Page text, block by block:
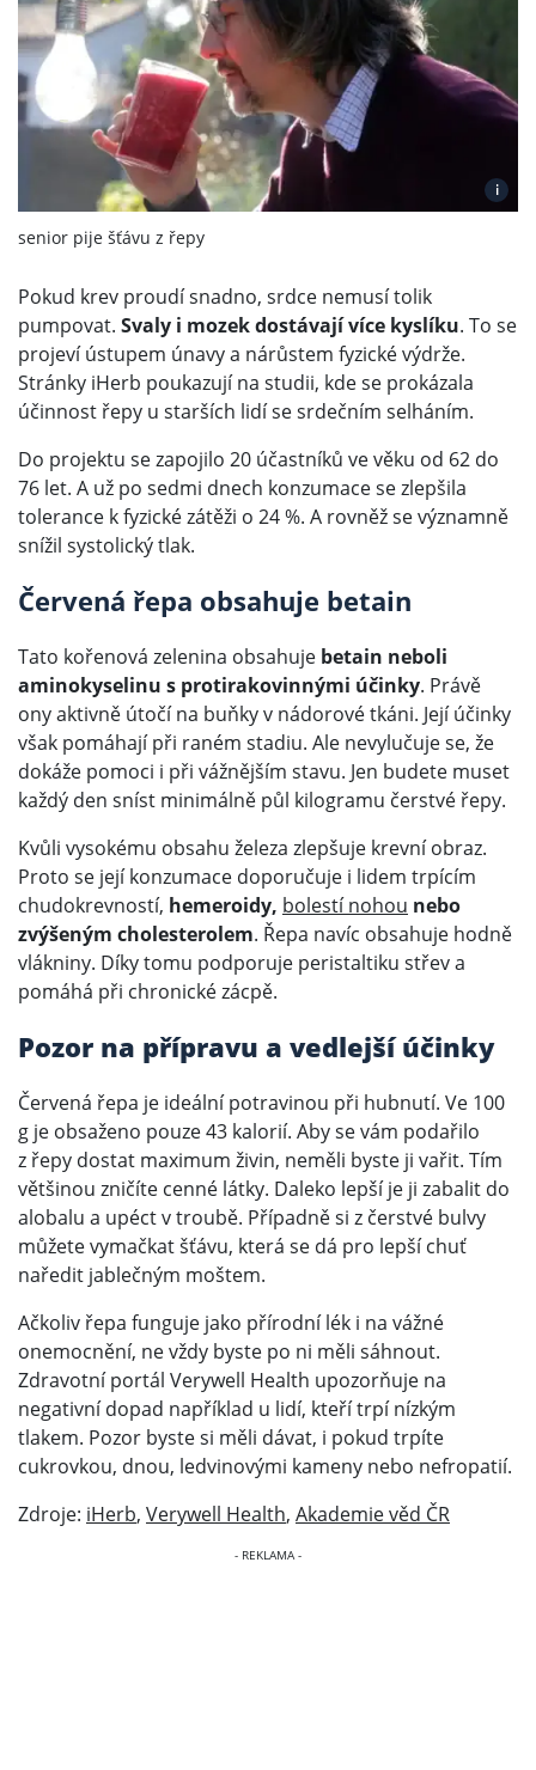
i
senior pije šťávu z řepy
Pokud krev proudí snadno, srdce nemusí tolik
pumpovat. Svaly i mozek dostávají více kyslíku. To se
projeví ústupem únavy a nárůstem fyzické výdrže.
Stránky iHerb poukazují na studii, kde se prokázala
účinnost řepy u starších lidí se srdečním selháním.
Do projektu se zapojilo 20 účastníků ve věku od 62 do
76 let. A už po sedmi dnech konzumace se zlepšila
tolerance k fyzické zátěži o 24 %. A rovněž se významně
snížil systolický tlak.
Červená řepa obsahuje betain
Tato kořenová zelenina obsahuje betain neboli
aminokyselinu s protirakovinnými účinky. Právě
ony aktivně útočí na buňky v nádorové tkáni. Její účinky
však pomáhají při raném stadiu. Ale nevylučuje se, že
dokáže pomoci i při vážnějším stavu. Jen budete muset
každý den sníst minimálně půl kilogramu čerstvé řepy.
Kvůli vysokému obsahu železa zlepšuje krevní obraz.
Proto se její konzumace doporučuje i lidem trpícím
chudokrevností, hemeroidy, bolestí nohou nebo
zvýšeným cholesterolem. Řepa navíc obsahuje hodně
vlákniny. Díky tomu podporuje peristaltiku střev a
pomáhá při chronické zácpě.
Pozor na přípravu a vedlejší účinky
Červená řepa je ideální potravinou při hubnutí. Ve 100
g je obsaženo pouze 43 kalorií. Aby se vám podařilo
z řepy dostat maximum živin, neměli byste ji vařit. Tím
většinou zničíte cenné látky. Daleko lepší je ji zabalit do
alobalu a upéct v troubě. Případně si z čerstvé bulvy
můžete vymačkat šťávu, která se dá pro lepší chuť
naředit jablečným moštem.
Ačkoliv řepa funguje jako přírodní lék i na vážné
onemocnění, ne vždy byste po ni měli sáhnout.
Zdravotní portál Verywell Health upozorňuje na
negativní dopad například u lidí, kteří trpí nízkým
tlakem. Pozor byste si měli dávat, i pokud trpíte
cukrovkou, dnou, ledvinovými kameny nebo nefropatií.
Zdroje: iHerb, Verywell Health, Akademie věd ČR